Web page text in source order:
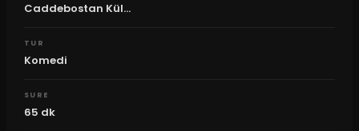
Caddebostan Kül...
TUR
Komedi
SURE
65 dk